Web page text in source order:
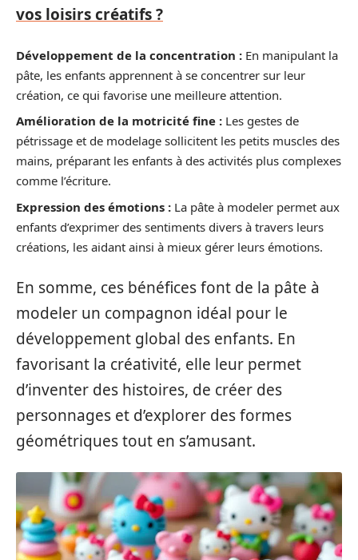
vos loisirs créatifs ?
Développement de la concentration : En manipulant la
pâte, les enfants apprennent à se concentrer sur leur
création, ce qui favorise une meilleure attention.
Amélioration de la motricité fine : Les gestes de
pétrissage et de modelage sollicitent les petits muscles des
mains, préparant les enfants à des activités plus complexes
comme l’écriture.
Expression des émotions : La pâte à modeler permet aux
enfants d’exprimer des sentiments divers à travers leurs
créations, les aidant ainsi à mieux gérer leurs émotions.
En somme, ces bénéfices font de la pâte à
modeler un compagnon idéal pour le
développement global des enfants. En
favorisant la créativité, elle leur permet
d’inventer des histoires, de créer des
personnages et d’explorer des formes
géométriques tout en s’amusant.